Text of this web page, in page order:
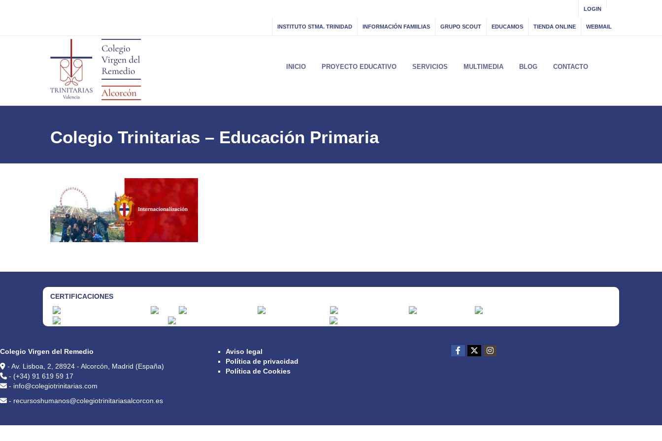
LOGIN
INSTITUTO STMA. TRINIDAD INFORMACIÓN FAMIILIAS GRUPO SCOUT EDUCAMOS TIENDA ONLINE WEBMAIL
INICIO PROYECTO EDUCATIVO SERVICIOS MULTIMEDIA BLOG CONTACTO
Colegio Trinitarias – Educación Primaria
CERTIFICACIONES
Colegio Virgen del Remedio
- Av. Lisboa, 2, 28924 - Alcorcón, Madrid (España)
- (+34) 91 619 59 17
- info@colegiotrinitarias.com
- recursoshumanos@colegiotrinitariasalcorcon.es
Aviso legal
Política de privacidad
Política de Cookies